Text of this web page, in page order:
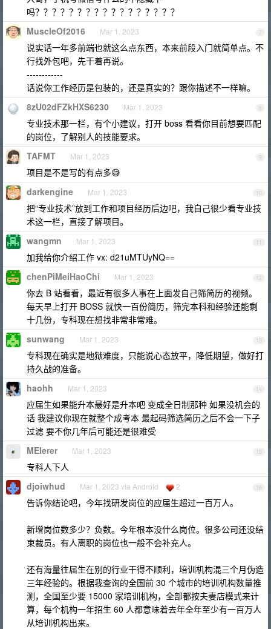
吗？？？？？？？？？？？？？？？？？
7
MuscleOf2016 Mar 1, 2023
说实话一年多前端也就这么点东西，本来前段入门就简单点。不
行找外包吧，先干着再说。
------------
话说你工作经历是包装的，还是真实的？跟你描述不一样嘛。
8
8zU02dFZkHXS6230 Mar 1, 2023
专业技术那一栏，有个小建议，打开 boss 看看你目前想要匹配
的岗位，了解别人的技能要求。
9
TAFMT Mar 1, 2023
项目是不是写的有点多😅
10
darkengine Mar 1, 2023
把“专业技术”放到工作和项目经历后边吧，我自己很少看专业技
术这一栏，直接了解项目。
11
wangmn Mar 1, 2023
加我给你介绍工作 vx: d21uMTUyNQ==
12
chenPiMeiHaoChi Mar 1, 2023
你去 B 站看看，最近有很多人事在上面发自己筛简历的视频。
每天早上打开 BOSS 就快一百份简历，筛完本科和经验还能剩
十几份，专科现在想找非常非常难。
13
sunwang Mar 1, 2023
专科现在确实是地狱难度，只能说心态放平，降低期望，做好打
持久战的准备。
14
haohh Mar 1, 2023
应届生如果能升本最好是升本吧 变成全日制那种 如果没机会的
话 我建议你现在就整个成考本 最起码筛选简历之后不会一下子
过滤 要不你几年后可能还是很难受
15
MEIerer Mar 1, 2023
专科人下人
16
djoiwhud Mar 1, 2023 via Android 2
告诉你结论吧，今年找研发岗位的应届生超过一百万人。
新增岗位数多少？负数。今年根本没什么岗位。很多公司还没结
束裁员。有人离职的岗位也一般不会补充人。
还有海量往届生在别的行业干得不顺利，培训机构混三个月伪造
三年经验的。根据我查询的全国前 30 个城市的培训机构数量推
测，全国至少要 15000 家培训机构，全部都按夫妻店模式来计
算，每个机构一年招生 60 人都意味着去年全年至少有一百万人
从培训机构出来。